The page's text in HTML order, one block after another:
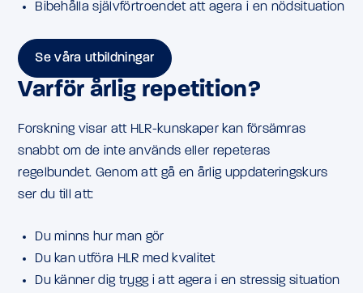
Bibehålla självförtroendet att agera i en nödsituation
Se våra utbildningar
Varför årlig repetition?
Forskning visar att HLR-kunskaper kan försämras
snabbt om de inte används eller repeteras
regelbundet. Genom att gå en årlig uppdateringskurs
ser du till att:
Du minns hur man gör
Du kan utföra HLR med kvalitet
Du känner dig trygg i att agera i en stressig situation